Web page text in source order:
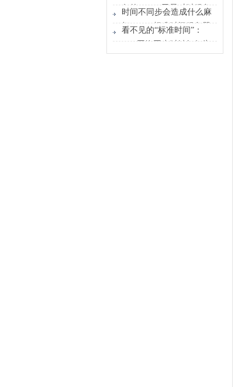
时间原点
各的？GPS卫星对时服务
器能做什么？
时间不同步会造成什么麻
烦？GPS标准时间服务器
解决的不只是校时
看不见的“标准时间”：
GPS网络同步时钟如何为